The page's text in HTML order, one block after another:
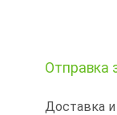
Отправка
Доставка и